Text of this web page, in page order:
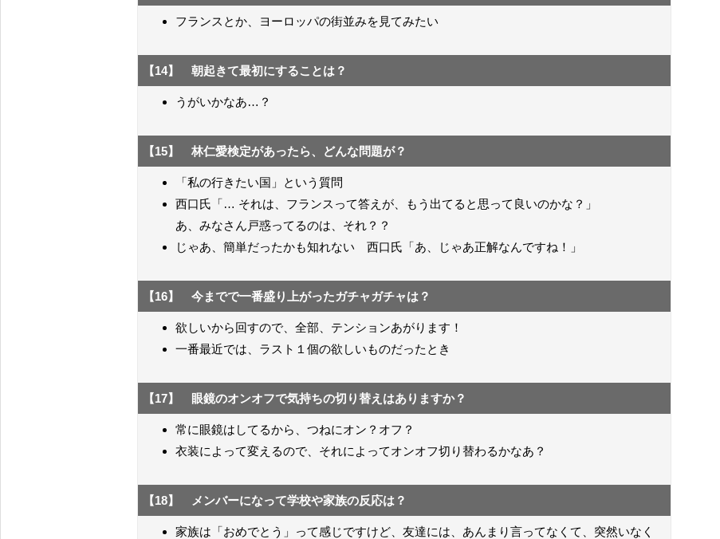
フランスとか、ヨーロッパの街並みを見てみたい
【14】 朝起きて最初にすることは？
うがいかなあ…？
【15】 林仁愛検定があったら、どんな問題が？
「私の行きたい国」という質問
西口氏「… それは、フランスって答えが、もう出てると思って良いのかな？」
あ、みなさん戸惑ってるのは、それ？？
じゃあ、簡単だったかも知れない 西口氏「あ、じゃあ正解なんですね！」
【16】 今までで一番盛り上がったガチャガチャは？
欲しいから回すので、全部、テンションあがります！
一番最近では、ラスト１個の欲しいものだったとき
【17】 眼鏡のオンオフで気持ちの切り替えはありますか？
常に眼鏡はしてるから、つねにオン？オフ？
衣装によって変えるので、それによってオンオフ切り替わるかなあ？
【18】 メンバーになって学校や家族の反応は？
家族は「おめでとう」って感じですけど、友達には、あんまり言ってなくて、突然いなく